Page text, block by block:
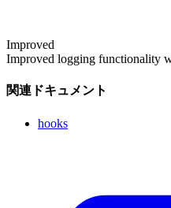
Improved
Improved logging functionality
関連ドキュメント
hooks